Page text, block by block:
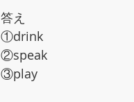
答え
①drink
②speak
③play